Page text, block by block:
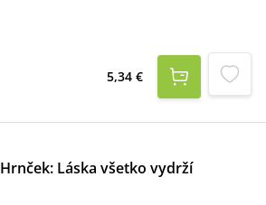
5,34 €
Hrnček: Láska všetko vydrží